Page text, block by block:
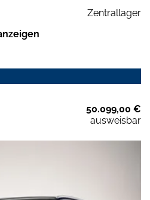
Zentrallager
50.099,00 €
ausweisbar